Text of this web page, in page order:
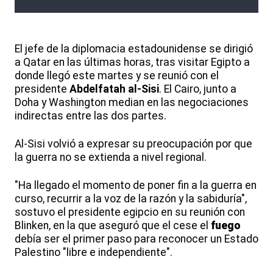
El jefe de la diplomacia estadounidense se dirigió
a Qatar en las últimas horas, tras visitar Egipto a
donde llegó este martes y se reunió con el
presidente Abdelfatah al-Sisi. El Cairo, junto a
Doha y Washington median en las negociaciones
indirectas entre las dos partes.
Al-Sisi volvió a expresar su preocupación por que
la guerra no se extienda a nivel regional.
"Ha llegado el momento de poner fin a la guerra en
curso, recurrir a la voz de la razón y la sabiduría",
sostuvo el presidente egipcio en su reunión con
Blinken, en la que aseguró que el cese el fuego
debía ser el primer paso para reconocer un Estado
Palestino "libre e independiente".